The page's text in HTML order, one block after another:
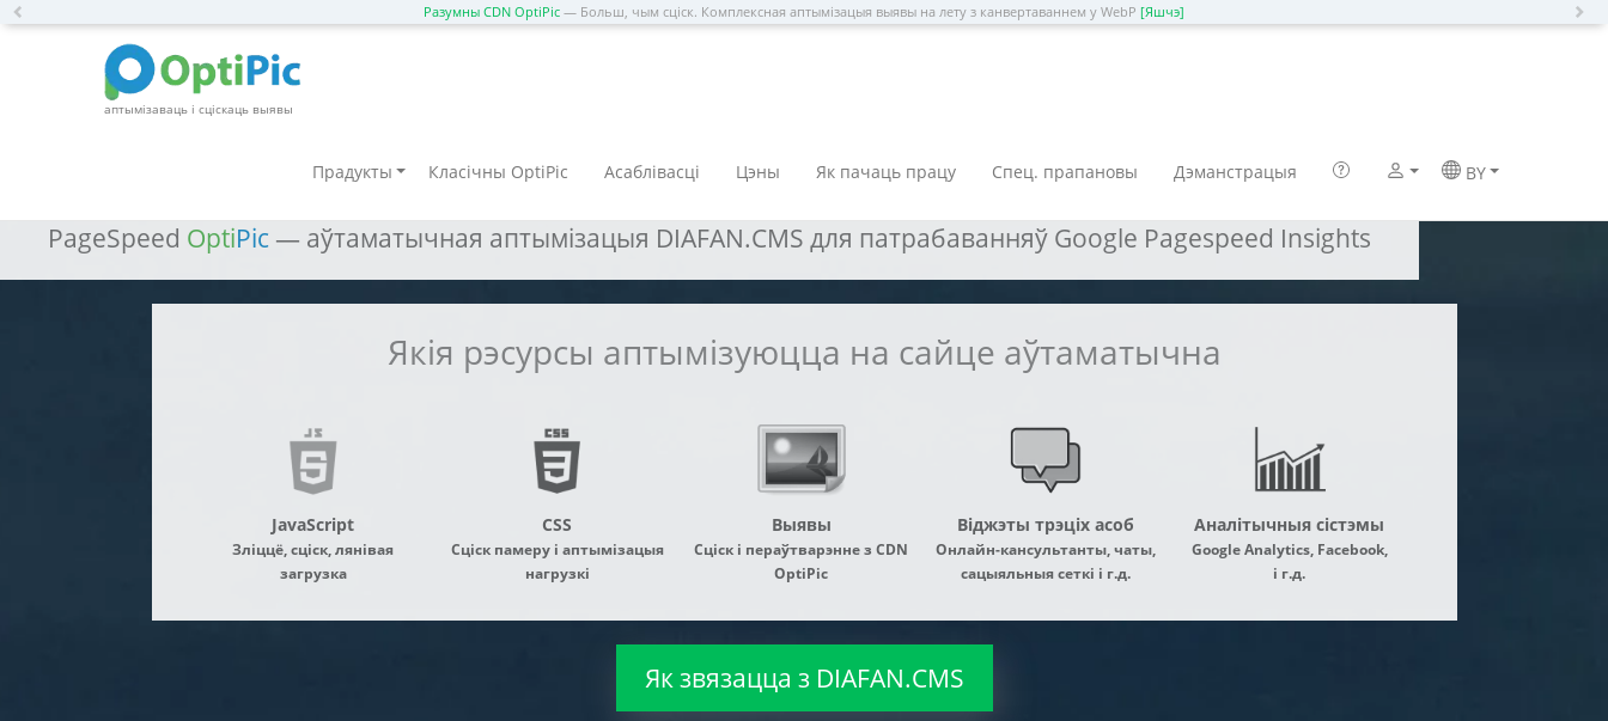
Разумны CDN OptiPic — Больш, чым сціск. Комплексная аптымізацыя выявы на лету з канвертаваннем у WebP [Яшчэ]
аптымізаваць і сціскаць выявы
Прадукты Класічны OptiPic Асаблівасці Цэны Як пачаць працу Спец. прапановы Дэманстрацыя BY
Паскорыць DIAFAN.CMS: правераная тэхналогія
PageSpeed OptiPic — аўтаматычная аптымізацыя DIAFAN.CMS для патрабаванняў Google Pagespeed Insights
Якія рэсурсы аптымізуюцца на сайце аўтаматычна
JavaScript
Зліццё, сціск, лянівая
загрузка
CSS
Сціск памеру і аптымізацыя
нагрузкі
Выявы
Сціск і пераўтварэнне з CDN
OptiPic
Віджэты трэціх асоб
Онлайн-кансультанты, чаты,
сацыяльныя сеткі і г.д.
Аналітычныя сістэмы
Google Analytics, Facebook,
і г.д.
Як звязацца з DIAFAN.CMS